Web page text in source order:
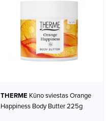
THERME
Happiness Body Butter 225g